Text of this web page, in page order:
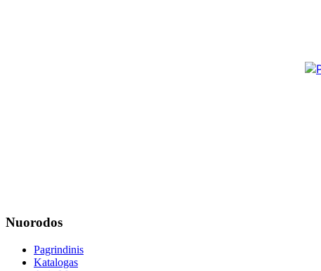
Nuorodos
Pagrindinis
Katalogas